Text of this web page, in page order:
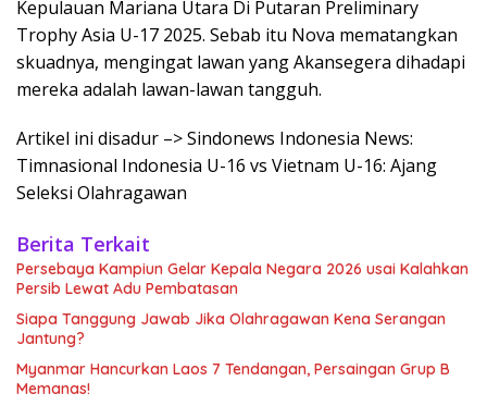
Kepulauan Mariana Utara Di Putaran Preliminary
Trophy Asia U-17 2025. Sebab itu Nova mematangkan
skuadnya, mengingat lawan yang Akansegera dihadapi
mereka adalah lawan-lawan tangguh.
Artikel ini disadur –> Sindonews Indonesia News:
Timnasional Indonesia U-16 vs Vietnam U-16: Ajang
Seleksi Olahragawan
Berita Terkait
Persebaya Kampiun Gelar Kepala Negara 2026 usai Kalahkan
Persib Lewat Adu Pembatasan
Siapa Tanggung Jawab Jika Olahragawan Kena Serangan
Jantung?
Myanmar Hancurkan Laos 7 Tendangan, Persaingan Grup B
Memanas!